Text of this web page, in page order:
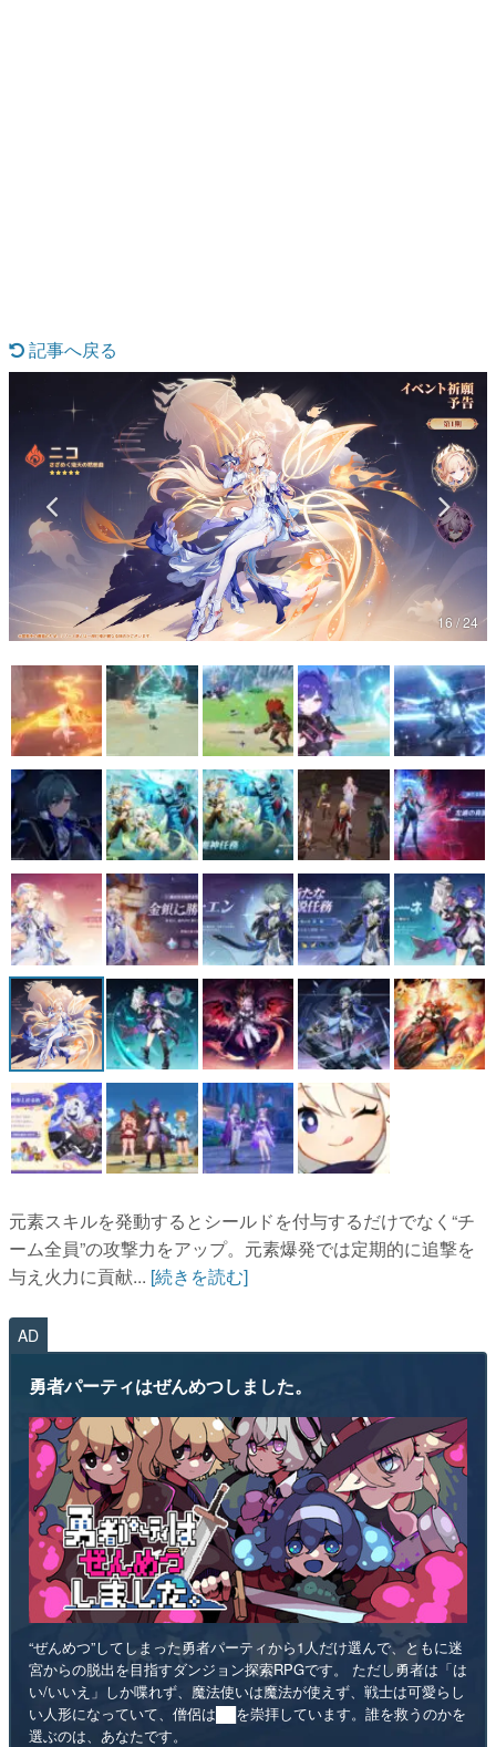
なんでゲームは面白い？
ゲーム開発者・hamatsu氏がゲームの魅力を画面や操作の
具体的な形から解き明かしていく、硬派で骨太な評論連載
です。
ゲームが変えた日本語
「経験値」「裏技」「ラスボス」… ゲームにまつわる言葉
の起源や用法の変遷を、コンピューター文化史研究家・タ
イニーP氏が徹底調査。
カテゴリ
特集記事
マンガ
女性向け
アプリレビュー
その他
電ファミニコゲーマーとは？
運営：株式会社マレ
記事へ戻る
16 / 24
元素スキルを発動するとシールドを付与するだけでなく“チ
ーム全員”の攻撃力をアップ。元素爆発では定期的に追撃を
与え火力に貢献... [続きを読む]
AD
勇者パーティはぜんめつしました。
“ぜんめつ”してしまった勇者パーティから1人だけ選んで、ともに迷
宮からの脱出を目指すダンジョン探索RPGです。 ただし勇者は「は
い/いいえ」しか喋れず、魔法使いは魔法が使えず、戦士は可愛らし
い人形になっていて、僧侶は██を崇拝しています。誰を救うのかを
選ぶのは、あなたです。